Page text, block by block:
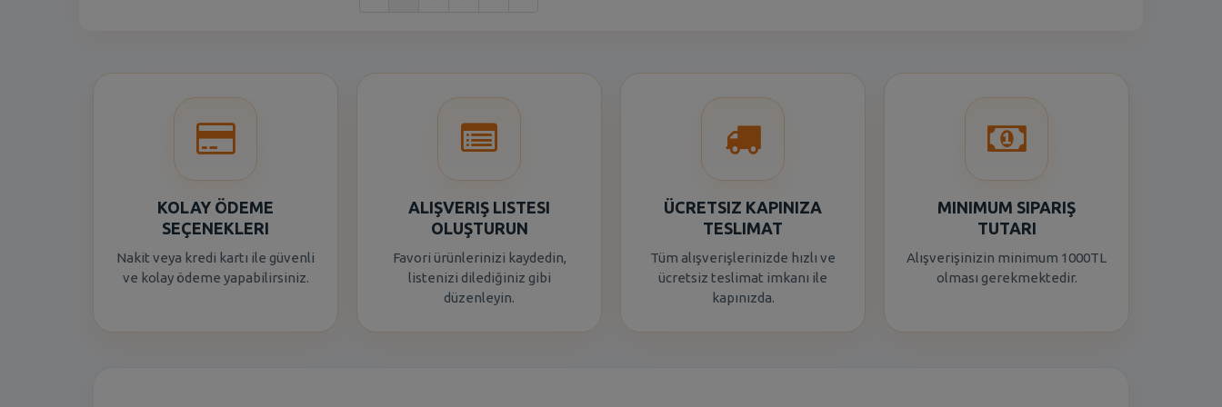
KOLAY ÖDEME
SEÇENEKLERI
Nakit veya kredi kartı ile güvenli
ve kolay ödeme yapabilirsiniz.
ALIŞVERIŞ LISTESI
OLUŞTURUN
Favori ürünlerinizi kaydedin,
listenizi dilediğiniz gibi
düzenleyin.
ÜCRETSIZ KAPINIZA
TESLIMAT
Tüm alışverişlerinizde hızlı ve
ücretsiz teslimat imkanı ile
kapınızda.
MINIMUM SIPARIŞ
TUTARI
Alışverişinizin minimum 1000TL
olması gerekmektedir.